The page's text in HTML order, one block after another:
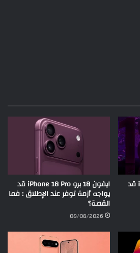
ايفون 18 برو iPhone 18 Pro قد ايفون 18 برو iPhone 18 Pro قد
يواجه أزمة توفر عند الإطلاق : فما
القصة؟
08/08/2026